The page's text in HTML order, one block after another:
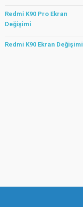
Redmi K90 Pro Ekran
Değişimi
Redmi K90 Ekran Değişimi